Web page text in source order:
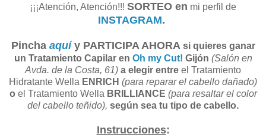
¡¡¡Atención, Atención!!! SORTEO en mi perfil de
INSTAGRAM.
Pincha aquí y PARTICIPA AHORA si quieres ganar
un Tratamiento Capilar en Oh my Cut! Gijón (Salón en
Avda. de la Costa, 61) a elegir entre el Tratamiento
Hidratante Wella ENRICH (para reparar el cabello dañado)
o el Tratamiento Wella BRILLIANCE (para resaltar el color
del cabello teñido), según sea tu tipo de cabello.
Instrucciones: